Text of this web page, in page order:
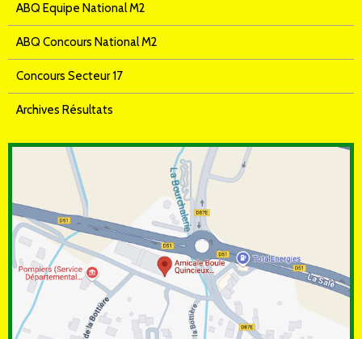
ABQ Equipe National M2
ABQ Concours National M2
Concours Secteur 17
Archives Résultats